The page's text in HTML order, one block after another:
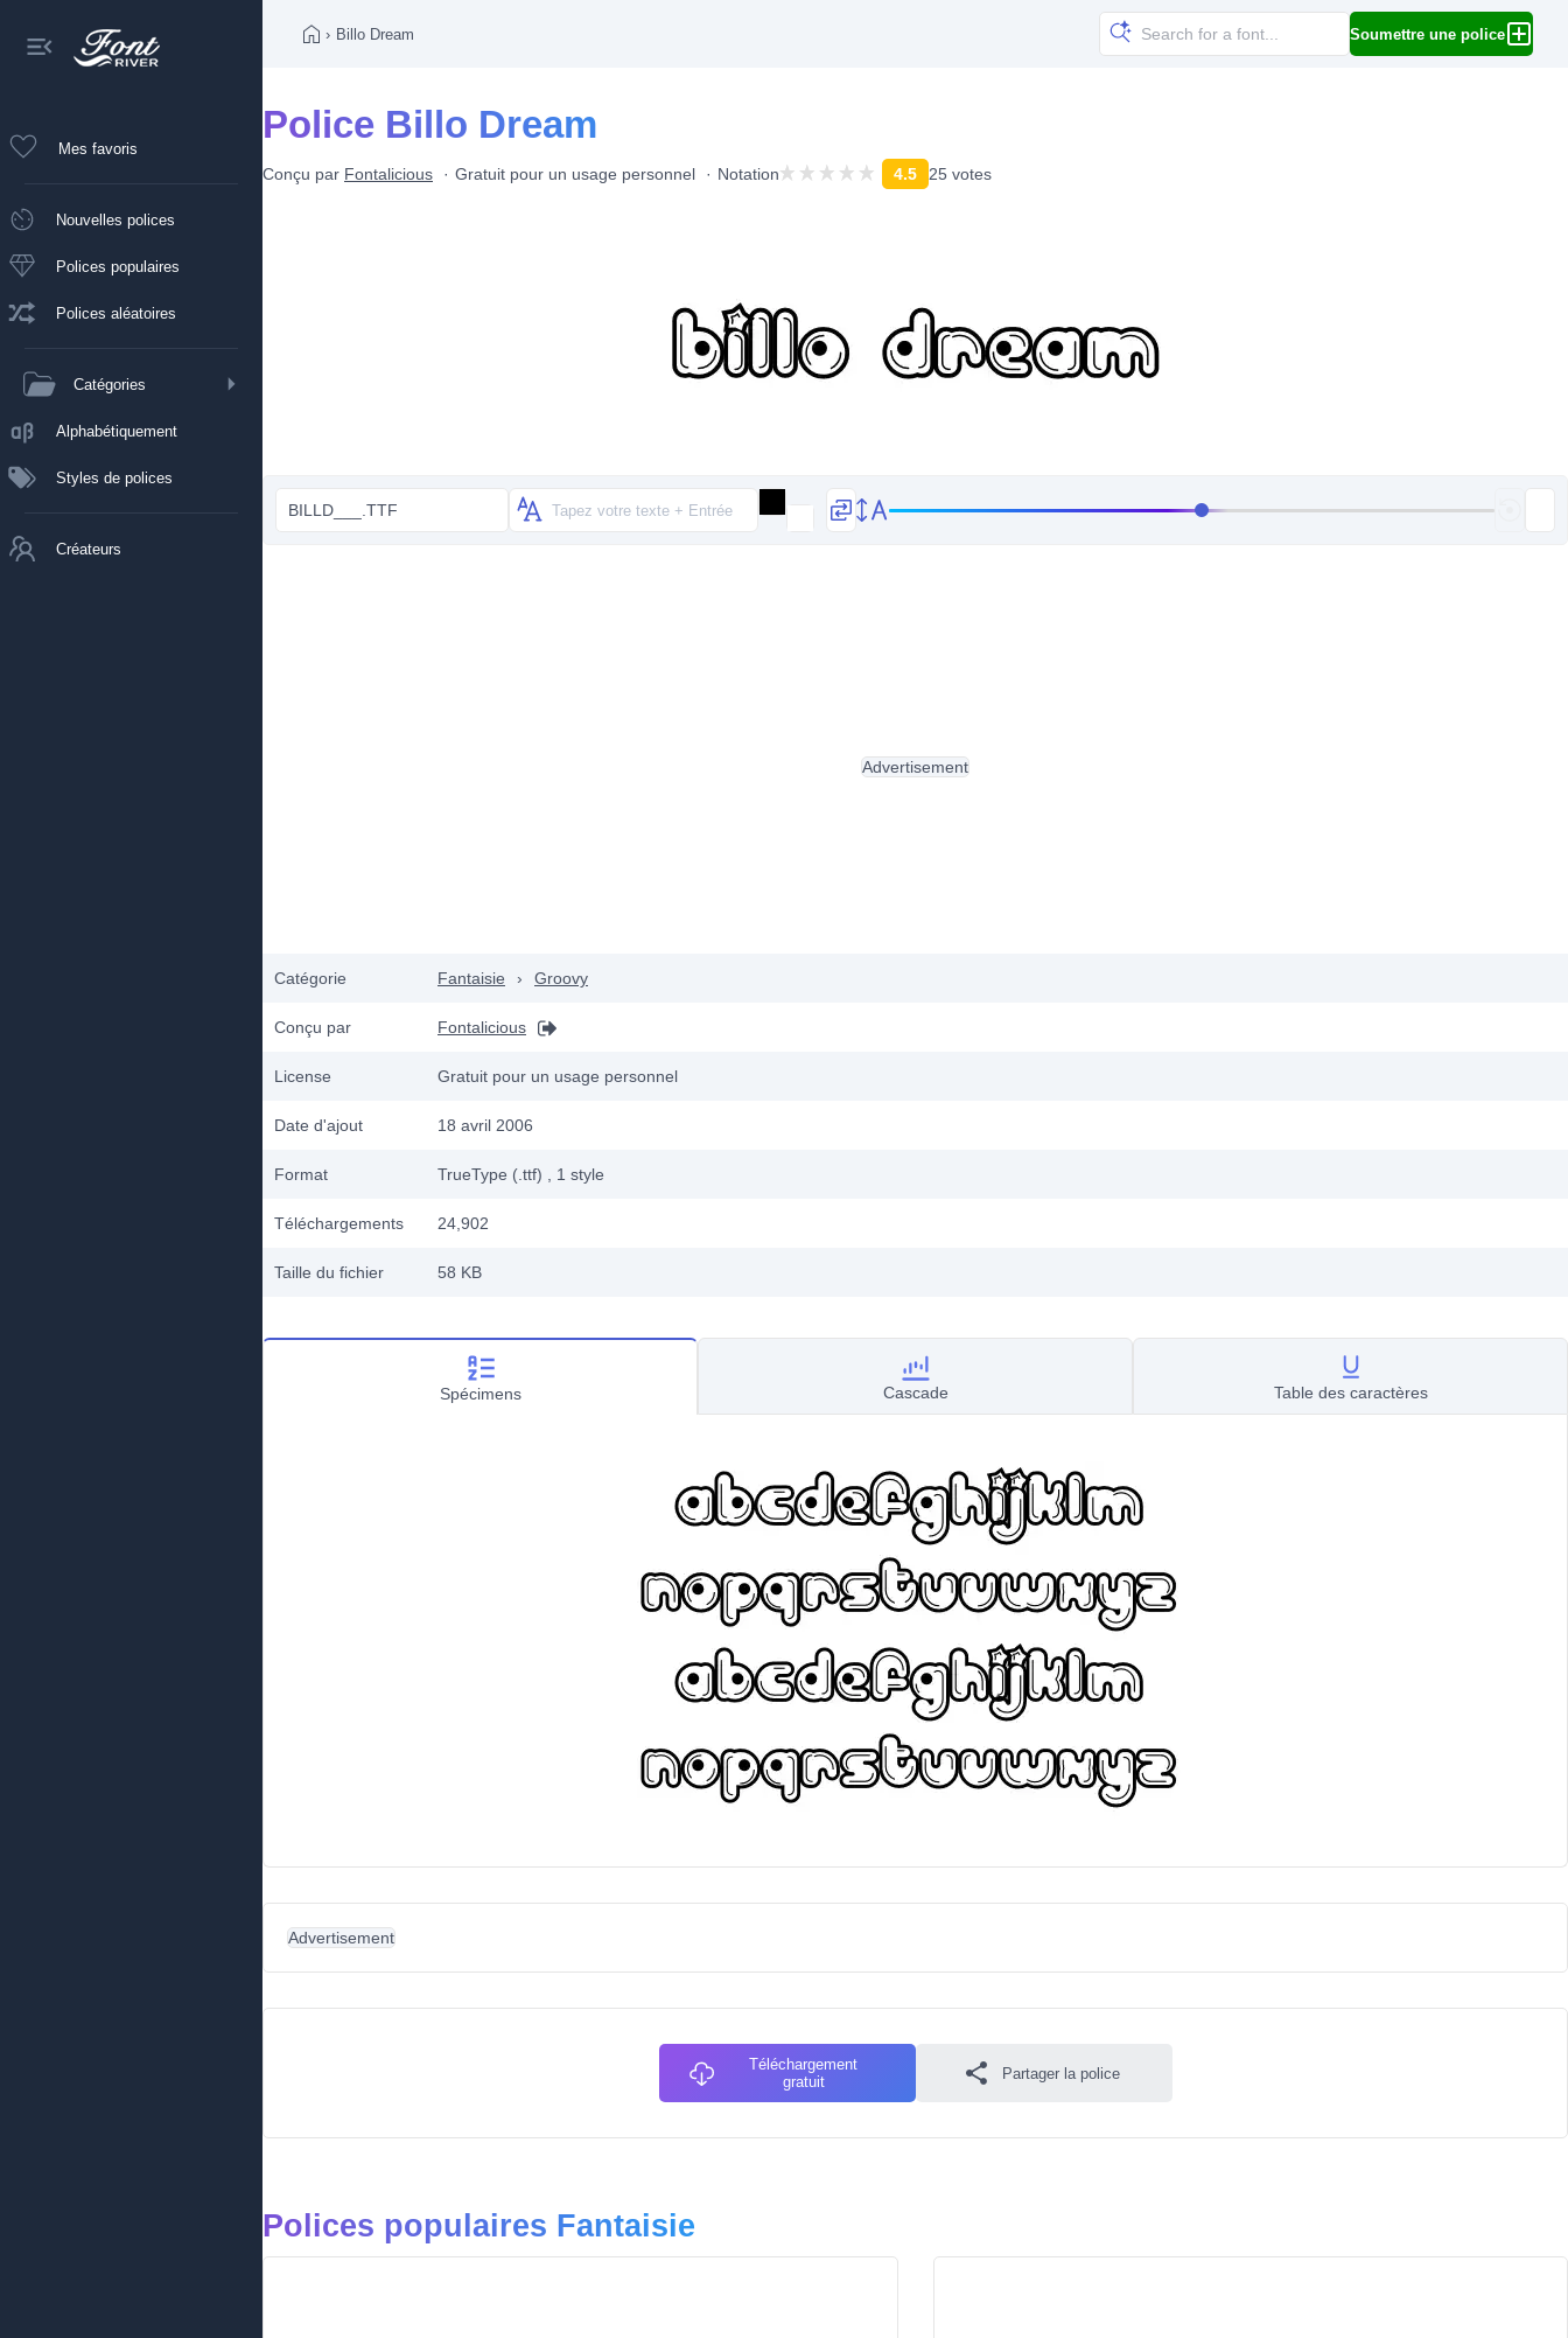
Mes favoris
Nouvelles polices
Polices populaires
Polices aléatoires
Catégories
Alphabétiquement
Styles de polices
Créateurs
› Billo Dream Soumettre une police
Police Billo Dream
Conçu par Fontalicious Gratuit pour un usage personnel Notation 4.5 25 votes
BILLD___.TTF
Catégorie Fantaisie › Groovy
Conçu par Fontalicious
License Gratuit pour un usage personnel
Date d'ajout 18 avril 2006
Format TrueType (.ttf) , 1 style
Téléchargements 24,902
Taille du fichier 58 KB
Advertisement
Spécimens Cascade Table des caractères
Advertisement
Téléchargement
gratuit
Partager la police
Polices populaires Fantaisie